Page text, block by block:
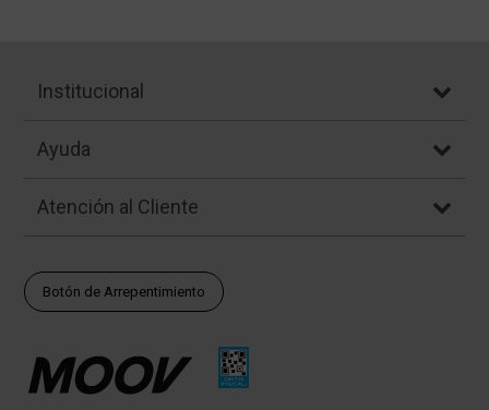
Institucional
Ayuda
Atención al Cliente
Botón de Arrepentimiento